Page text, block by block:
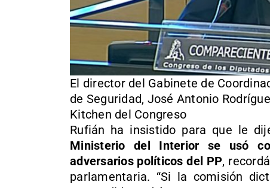
El director del Gabinete de
de Seguridad, José Antonio
Kitchen del Congreso
Rufián ha insistido para que le
Ministerio del Interior se usó
adversarios políticos del PP,
parlamentaria. “Si la comisión